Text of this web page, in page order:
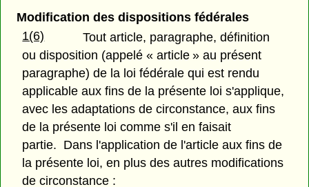
Modification des dispositions fédérales
1(6)
Tout article, paragraphe, définition
ou disposition (appelé « article » au présent
paragraphe) de la loi fédérale qui est rendu
applicable aux fins de la présente loi s'applique,
avec les adaptations de circonstance, aux fins
de la présente loi comme s'il en faisait
partie. Dans l'application de l'article aux fins de
la présente loi, en plus des autres modifications
de circonstance :